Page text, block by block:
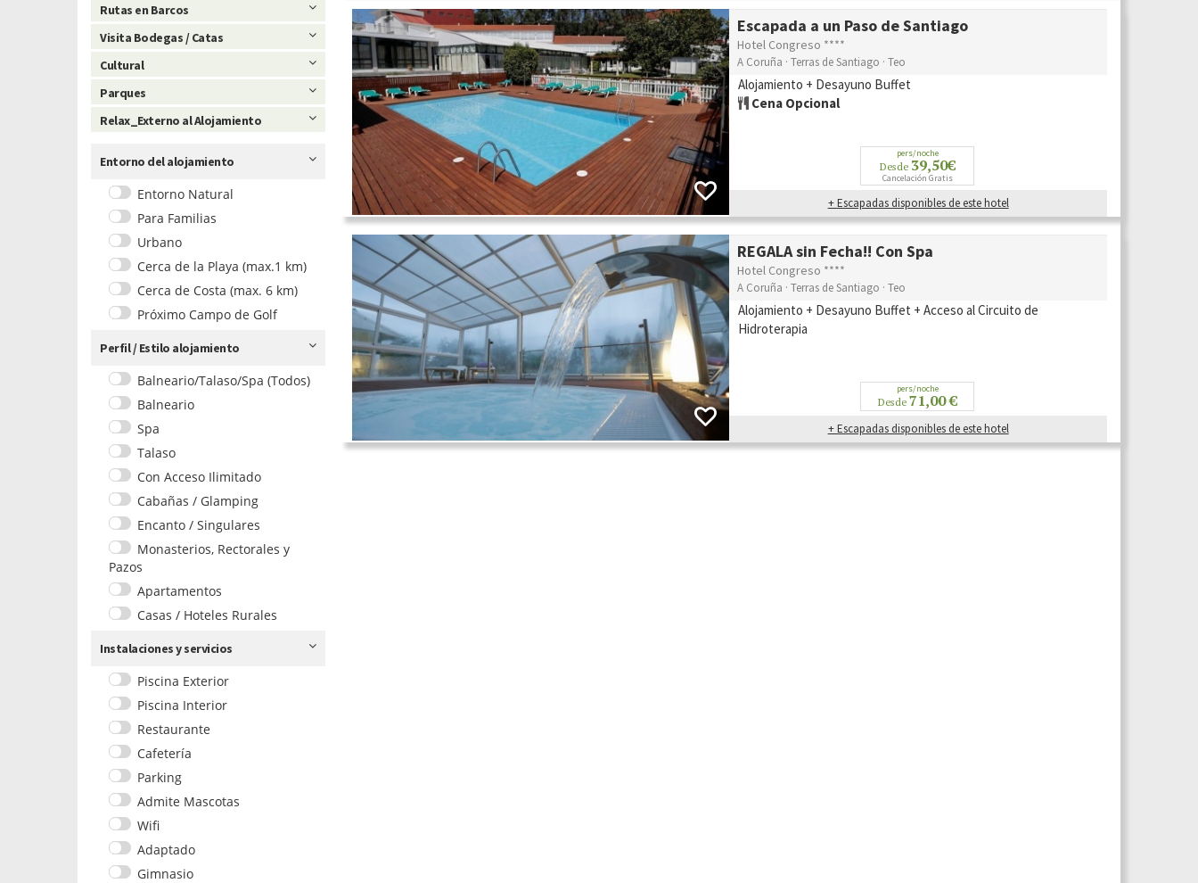
Escapada a un Paso de Santiago
Hotel Congreso ****
A Coruña · Terras de Santiago · Teo
Alojamiento + Desayuno Buffet
Cena Opcional
pers/noche
Desde 39,50€
Cancelación Gratis
+ Escapadas disponibles de este hotel
REGALA sin Fecha!! Con Spa
Hotel Congreso ****
A Coruña · Terras de Santiago · Teo
Alojamiento + Desayuno Buffet + Acceso al Circuito de
Hidroterapia
pers/noche
Desde 71,00 €
+ Escapadas disponibles de este hotel
Rutas en Barcos
Visita Bodegas / Catas
Cultural
Parques
Relax_Externo al Alojamiento
Entorno del alojamiento
Entorno Natural
Para Familias
Urbano
Cerca de la Playa (max.1 km)
Cerca de Costa (max. 6 km)
Próximo Campo de Golf
Perfil / Estilo alojamiento
Balneario/Talaso/Spa (Todos)
Balneario
Spa
Talaso
Con Acceso Ilimitado
Cabañas / Glamping
Encanto / Singulares
Monasterios, Rectorales y
Pazos
Apartamentos
Casas / Hoteles Rurales
Instalaciones y servicios
Piscina Exterior
Piscina Interior
Restaurante
Cafetería
Parking
Admite Mascotas
Wifi
Adaptado
Gimnasio